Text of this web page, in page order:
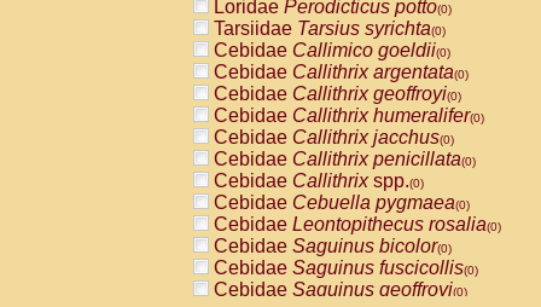
Loridae Perodicticus potto(0)
Tarsiidae Tarsius syrichta(0)
Cebidae Callimico goeldii(0)
Cebidae Callithrix argentata(0)
Cebidae Callithrix geoffroyi(0)
Cebidae Callithrix humeralifer(0)
Cebidae Callithrix jacchus(0)
Cebidae Callithrix penicillata(0)
Cebidae Callithrixspp.(0)
Cebidae Cebuella pygmaea(0)
Cebidae Leontopithecus rosalia(0)
Cebidae Saguinus bicolor(0)
Cebidae Saguinus fuscicollis(0)
Cebidae Saguinus geoffroyi(0)